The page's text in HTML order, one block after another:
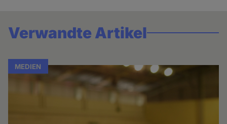
Verwandte Artikel
MEDIEN